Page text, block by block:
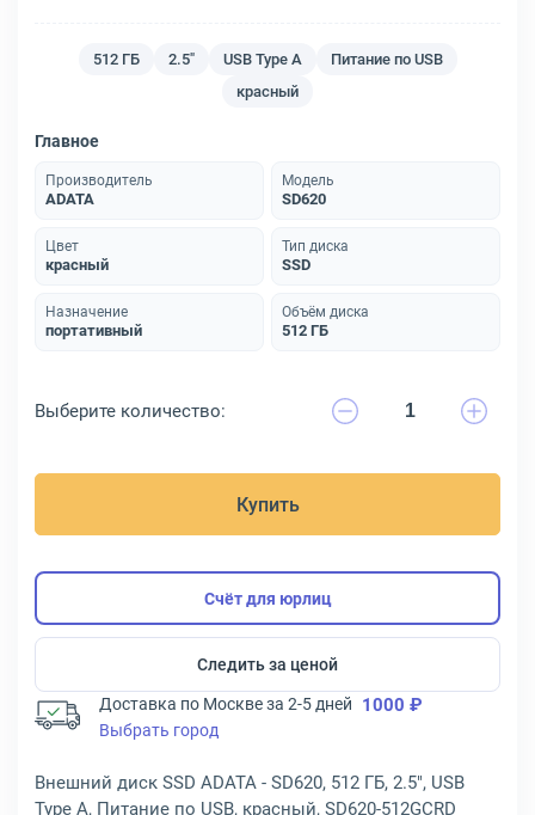
512 ГБ 2.5" USB Type A
Питание по USB
красный
Главное
Производитель
ADATA
Модель
SD620
Цвет
красный
Тип диска
SSD
Назначение
портативный
Объём диска
512 ГБ
Выберите количество:
Купить
Счёт для юрлиц
Следить за ценой
Доставка по Москве за 2-5 дней 1000 ₽
Выбрать город
Внешний диск SSD ADATA - SD620, 512 ГБ, 2.5", USB
Type A, Питание по USB, красный, SD620-512GCRD